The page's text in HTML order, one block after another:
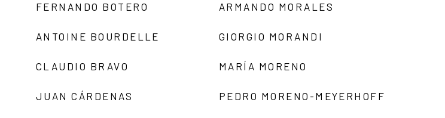
FERNANDO BOTERO
ANTOINE BOURDELLE
CLAUDIO BRAVO
JUAN CÁRDENAS
ARMANDO MORALES
GIORGIO MORANDI
MARÍA MORENO
PEDRO MORENO-MEYERHOFF